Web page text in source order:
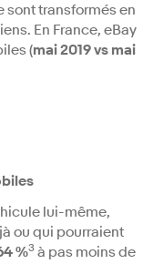
sont transformés en
En France, eBay
(mai 2019 vs mai
lui-même,
ou qui pourraient
%3 à pas moins de